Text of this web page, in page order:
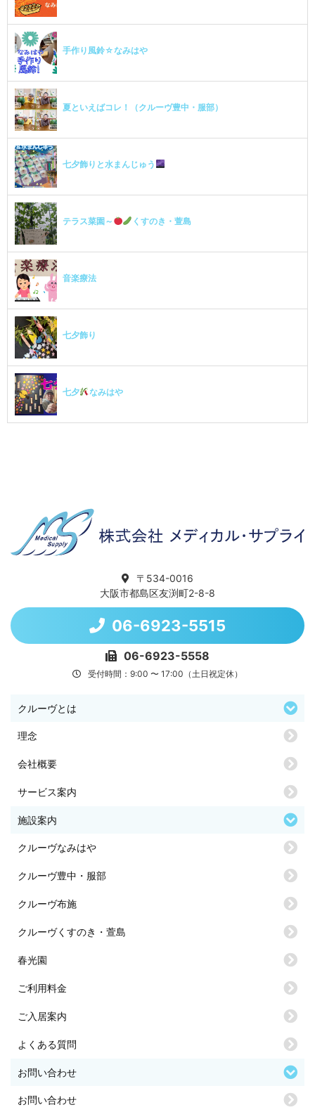
手作り風鈴☆なみはや
夏といえばコレ！（クルーヴ豊中・服部）
七夕飾りと水まんじゅう
テラス菜園～ くすのき・萱島
音楽療法
七夕飾り
七夕 なみはや
〒534-0016
大阪市都島区友渕町2-8-8
06-6923-5515
06-6923-5558
受付時間：9:00 〜 17:00（土日祝定休）
クルーヴとは
理念
会社概要
サービス案内
施設案内
クルーヴなみはや
クルーヴ豊中・服部
クルーヴ布施
クルーヴくすのき・萱島
春光園
ご利用料金
ご入居案内
よくある質問
お問い合わせ
お問い合わせ